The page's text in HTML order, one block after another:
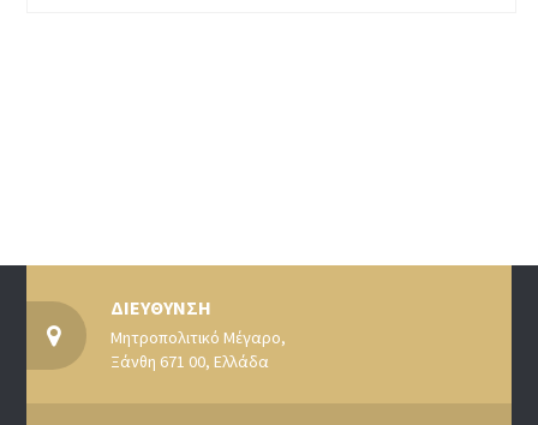
ΔΙΕΥΘΥΝΣΗ
Μητροπολιτικό Μέγαρο,
Ξάνθη 671 00, Ελλάδα